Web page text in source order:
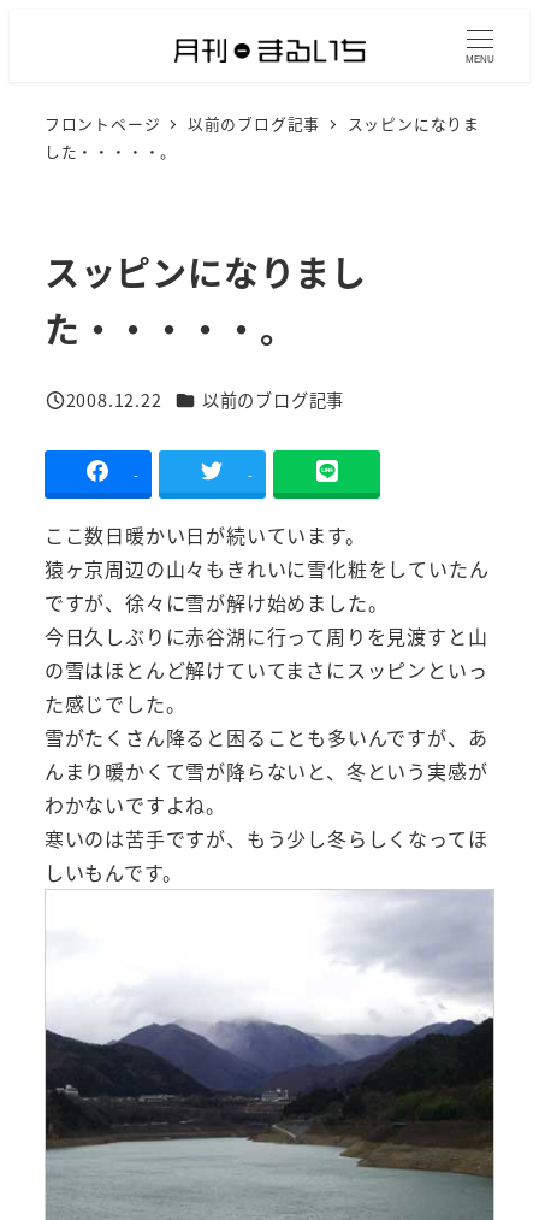
MENU
フロントページ 以前のブログ記事
スッピンになりま
した・・・・・。
スッピンになりまし
た・・・・・。
投稿日
2008.12.22 カテゴリー
以前のブログ記事
- -
ここ数日暖かい日が続いています。
猿ヶ京周辺の山々もきれいに雪化粧をしていたん
ですが、徐々に雪が解け始めました。
今日久しぶりに赤谷湖に行って周りを見渡すと山
の雪はほとんど解けていてまさにスッピンといっ
た感じでした。
雪がたくさん降ると困ることも多いんですが、あ
んまり暖かくて雪が降らないと、冬という実感が
わかないですよね。
寒いのは苦手ですが、もう少し冬らしくなってほ
しいもんです。